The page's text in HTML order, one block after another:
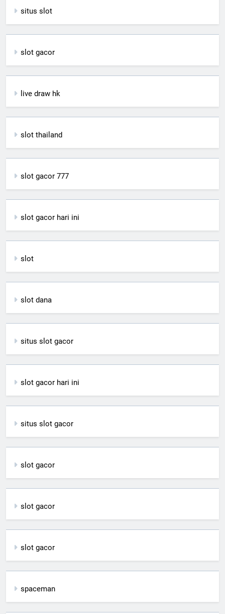
situs slot
slot gacor
live draw hk
slot thailand
slot gacor 777
slot gacor hari ini
slot
slot dana
situs slot gacor
slot gacor hari ini
situs slot gacor
slot gacor
slot gacor
slot gacor
spaceman